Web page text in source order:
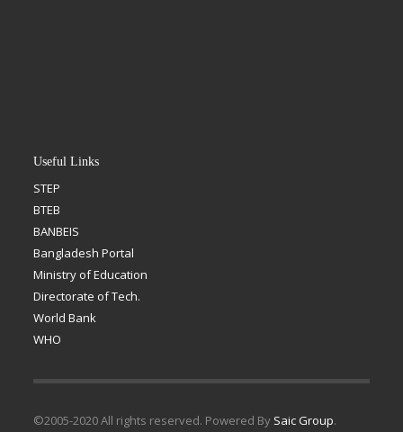
Useful Links
STEP
BTEB
BANBEIS
Bangladesh Portal
Ministry of Education
Directorate of Tech.
World Bank
WHO
©2005-2020 All rights reserved. Powered By Saic Group.